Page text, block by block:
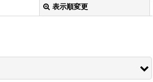
表示順変更